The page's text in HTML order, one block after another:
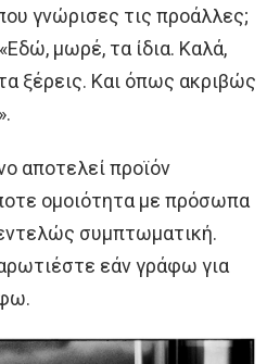
γνώρισες τις προάλλες;
μωρέ, τα ίδια. Καλά,
ξέρεις. Και όπως ακριβώς
αποτελεί προϊόν
ομοιότητα με πρόσωπα
συμπτωματική.
εάν γράφω για